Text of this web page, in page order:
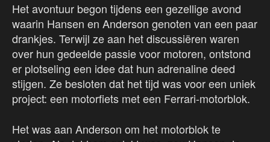
Het avontuur begon tijdens een gezellige avond
waarin Hansen en Anderson genoten van een paar
drankjes. Terwijl ze aan het discussiëren waren
over hun gedeelde passie voor motoren, ontstond
er plotseling een idee dat hun adrenaline deed
stijgen. Ze besloten dat het tijd was voor een uniek
project: een motorfiets met een Ferrari-motorblok.
Het was aan Anderson om het motorblok te